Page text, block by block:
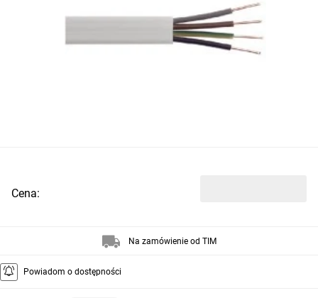
Cena:
Na zamówienie od TIM
Powiadom o dostępności